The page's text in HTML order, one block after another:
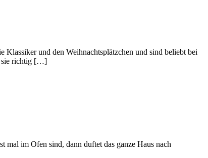
Klassiker und den Weihnachtsplätzchen und sind beliebt bei
sie richtig […]
im Ofen sind, dann duftet das ganze Haus nach